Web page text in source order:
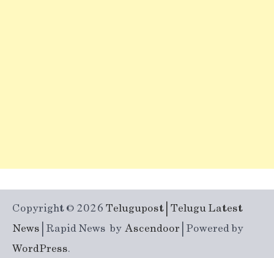
Copyright © 2026 Telugupost | Telugu Latest
News | Rapid News byAscendoor | Powered by
WordPress.